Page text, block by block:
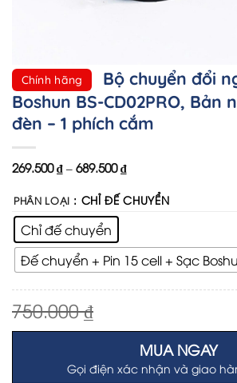
Chính hãng
Bộ chuyển đổi
Boshun BS-CD02PRO, Bản
đèn – 1 phích cắm
269.500₫ – 689.500₫
PHÂN LOẠI : CHỈ ĐẾ CHUYỂN
Chỉ đế chuyển
Đế chuyển + Pin 15 cell + Sạc
750.000₫
was:
750.000 ₫.
is:
MUA NGAY
Gọi điện xác nhận và giao